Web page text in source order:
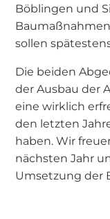
Böblingen und
sollen
Die beiden
der Ausbau der
eine wirklich
den letzten
haben. Wir
nächsten Jahr
Umsetzung der